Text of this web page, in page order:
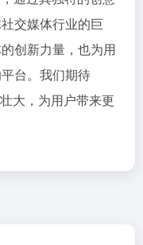
交媒体行业的巨
创新力量，也为用
台。我们期待
大，为用户带来更